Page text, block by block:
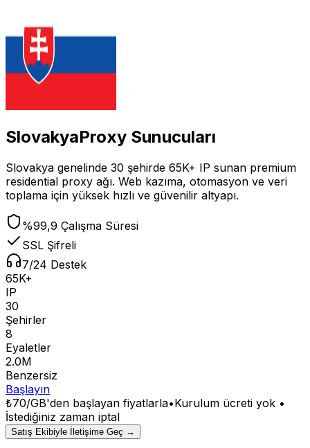
SlovakyaProxy Sunucuları
Slovakya genelinde 30 şehirde 65K+ IP sunan premium
residential proxy ağı. Web kazıma, otomasyon ve veri
toplama için yüksek hızlı ve güvenilir altyapı.
%99,9 Çalışma Süresi
SSL Şifreli
7/24 Destek
65K+
IP
30
Şehirler
8
Eyaletler
2.0M
Benzersiz
Başlayın
₺70/GB'den başlayan fiyatlarla•Kurulum ücreti yok •
İstediğiniz zaman iptal
Satış Ekibiyle İletişime Geç →